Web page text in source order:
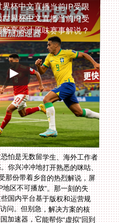
杯中文直播当前IP受限
界杯中文直播当前IP受
享原汁原味赛事解说？
怕是无数留学生、海外工作者
你兴冲冲地打开熟悉的咪咕、
那份带着乡音的热烈解说，屏
地区不可播放”。那一刻的失
些国内平台基于版权和运营规
访问。但别急，解决方案的核
加速器，它能帮你“虚拟”回到
堵无形的墙。这篇文章，就是
样的工具，无论你身在香港、
清晰地收看每一场不容错过的